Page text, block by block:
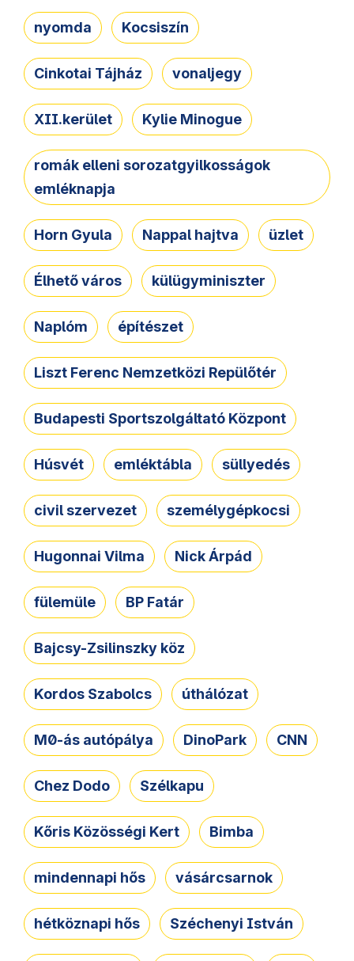
nyomda Kocsiszín
Cinkotai Tájház vonaljegy
XII.kerület Kylie Minogue
romák elleni sorozatgyilkosságok
emléknapja
Horn Gyula Nappal hajtva üzlet
Élhető város külügyminiszter
Naplóm építészet
Liszt Ferenc Nemzetközi Repülőtér
Budapesti Sportszolgáltató Központ
Húsvét emléktábla süllyedés
civil szervezet személygépkocsi
Hugonnai Vilma Nick Árpád
fülemüle BP Fatár
Bajcsy-Zsilinszky köz
Kordos Szabolcs úthálózat
M0-ás autópálya DinoPark CNN
Chez Dodo Szélkapu
Kőris Közösségi Kert Bimba
mindennapi hős vásárcsarnok
hétköznapi hős Széchenyi István